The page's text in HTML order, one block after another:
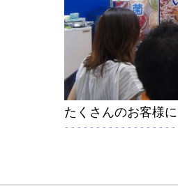
たくさんのお客様